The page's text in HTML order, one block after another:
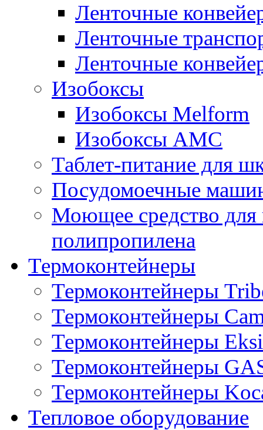
Ленточные
Ленточные
Ленточные
Изобоксы
Изобоксы Melform
Изобоксы AMC
Таблет-питание для
Посудомоечные
Моющее средство для
полипропилена
Термоконтейнеры
Термоконтейнеры
Термоконтейнеры
Термоконтейнеры Eksi
Термоконтейнеры
Термоконтейнеры
Тепловое оборудование